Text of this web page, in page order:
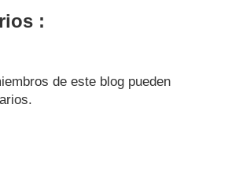
:
de este blog pueden